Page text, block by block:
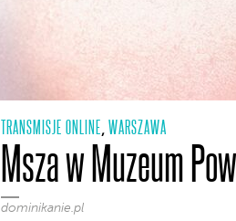
TRANSMISJE ONLINE, WARSZAWA
Msza w Muzeum
dominikanie.pl